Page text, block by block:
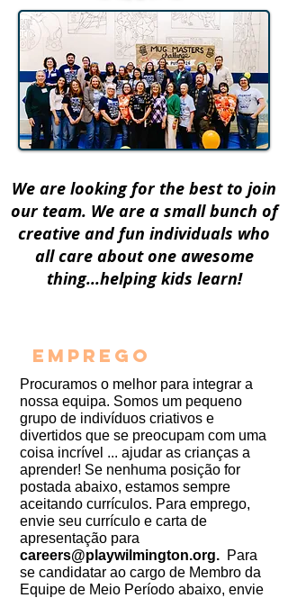
We are looking for the best to join
our team. We are a small bunch of
creative and fun individuals who
all care about one awesome
thing...helping kids learn!
EMPREGO
Procuramos o melhor para integrar a
nossa equipa. Somos um pequeno
grupo de indivíduos criativos e
divertidos que se preocupam com uma
coisa incrível ... ajudar as crianças a
aprender! Se nenhuma posição for
postada abaixo, estamos sempre
aceitando currículos. Para emprego,
envie seu currículo e carta de
apresentação para
careers@playwilmington.org. Para
se candidatar ao cargo de Membro da
Equipe de Meio Período abaixo, envie